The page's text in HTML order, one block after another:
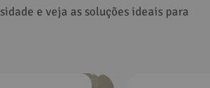
e veja as soluções ideais para